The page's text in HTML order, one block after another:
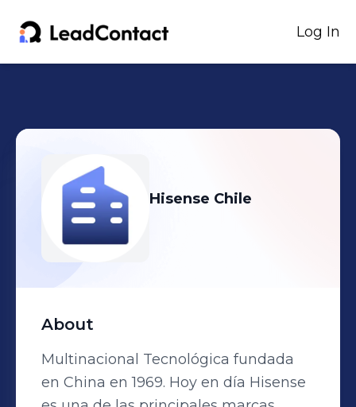
Log In
Hisense Chile
About
Multinacional Tecnológica fundada
en China en 1969. Hoy en día Hisense